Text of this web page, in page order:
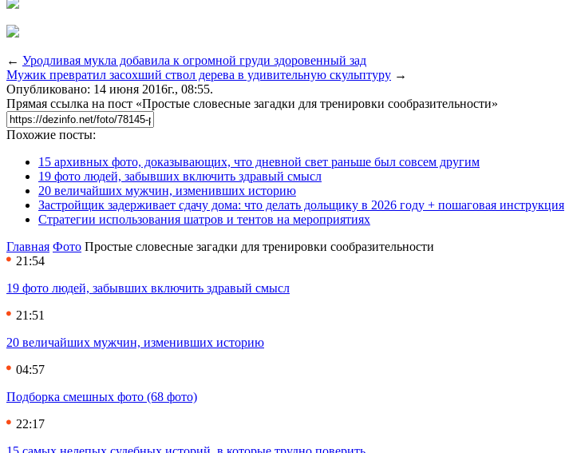
← Уродливая мукла добавила к огромной груди здоровенный зад
Мужик превратил засохший ствол дерева в удивительную скульптуру →
Опубликовано: 14 июня 2016г., 08:55.
Прямая ссылка на пост «Простые словесные загадки для тренировки сообразительности»
Похожие посты:
15 архивных фото, доказывающих, что дневной свет раньше был совсем другим
19 фото людей, забывших включить здравый смысл
20 величайших мужчин, изменивших историю
Застройщик задерживает сдачу дома: что делать дольщику в 2026 году + пошаговая инструкция
Стратегии использования шатров и тентов на мероприятиях
Главная Фото Простые словесные загадки для тренировки сообразительности
21:54
19 фото людей, забывших включить здравый смысл
21:51
20 величайших мужчин, изменивших историю
04:57
Подборка смешных фото (68 фото)
22:17